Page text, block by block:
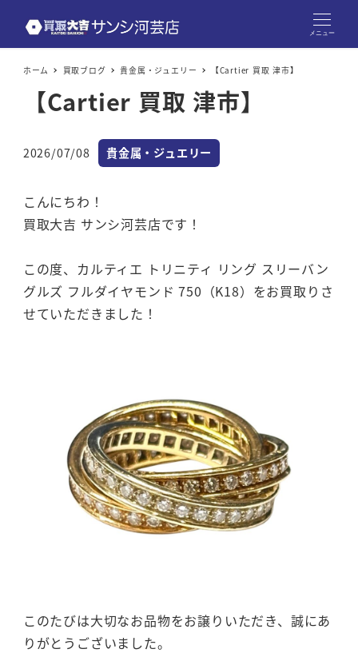
メニュー
ホーム 買取ブログ 貴金属・ジュエリー 【Cartier 買取 津市】
【Cartier 買取 津市】
投稿日
2026/07/08 カテゴリー
貴金属・ジュエリー
こんにちわ！
買取大吉 サンシ河芸店です！
この度、カルティエ トリニティ リング スリーバン
グルズ フルダイヤモンド 750（K18）をお買取りさ
せていただきました！
このたびは大切なお品物をお譲りいただき、誠にあ
りがとうございました。